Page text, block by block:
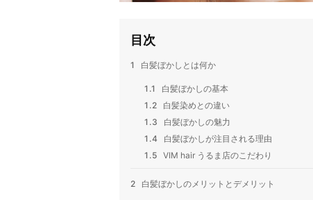
目次
1 白髪ぼかしとは何か
1.1
白髪ぼかしの基本
1.2
白髪染めとの違い
1.3
白髪ぼかしの魅力
1.4
白髪ぼかしが注目される理由
1.5 VIM hair うるま店のこだわり
2 白髪ぼかしのメリットとデメリット